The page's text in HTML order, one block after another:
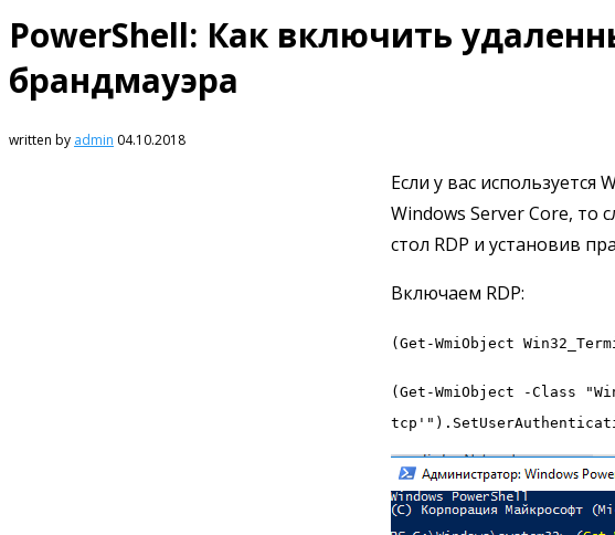
PowerShell: Как включить
брандмауэра
written by admin 04.10.2018
Если у вас
Windows Server Core,
стол RDP и установив
Включаем RDP:
(Get-WmiObject
(Get-WmiObject -Class